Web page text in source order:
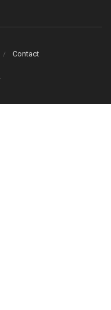
Contact
.